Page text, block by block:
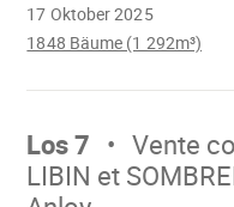
17 Oktober 2025
1848 Bäume (1 292m³)
Mach
Los 7
Vente
LIBIN et